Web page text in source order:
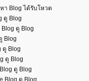
า Blog ได้รับโหวต
ดู Blog
ดู Blog
Blog
ดู Blog
ดู Blog
ดู Blog